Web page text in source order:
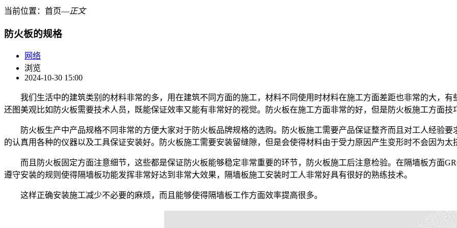
当前位置： 首页―正文
防火板的规格
网络
浏览
2024-10-30 15:00
我们生活中的建筑类别的材料非常的多，用在建筑不同方面的施工，材料不同使用时材料在施工方面差距也非常的大，有
还图美观比如防火板需要技术人员，既能保证效率又能有非常好的视觉。防火板在施工方面非常的好，但是防火板施工方面
防火板生产中产品规格不同非常的方便大家对于防火板品牌规格的选购。防火板施工需要产品保证整齐而且对工人经验要
的认真用各种的仪器以及工具保证安装好。防火板施工需要安装留缝隙，但是会使得材料由于受力原因产生变形时不会因为太
而且防火板固定方面注意细节，这些都是保证防火板能够稳定非常重要的环节，防火板施工后注意检验。在隔墙板方面
遵守安装的规则使得隔墙板功能发挥非常好达到非常大效果，隔墙板施工安装时工人非常好具有很好的熟练技术。
这样正确安装施工减少不必要的麻烦，而且能够使得隔墙板工作方面效率提高很多。